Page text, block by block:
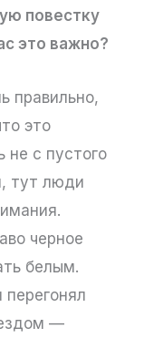
повестку
это важно?
правильно,
это
не с пустого
тут люди
черное
белым.
—